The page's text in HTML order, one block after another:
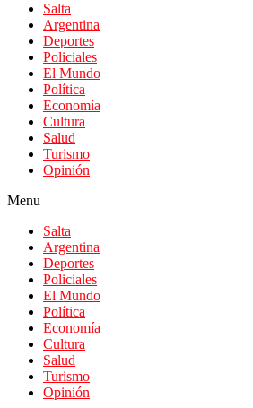
Salta
Argentina
Deportes
Policiales
El Mundo
Política
Economía
Cultura
Salud
Turismo
Opinión
Menu
Salta
Argentina
Deportes
Policiales
El Mundo
Política
Economía
Cultura
Salud
Turismo
Opinión